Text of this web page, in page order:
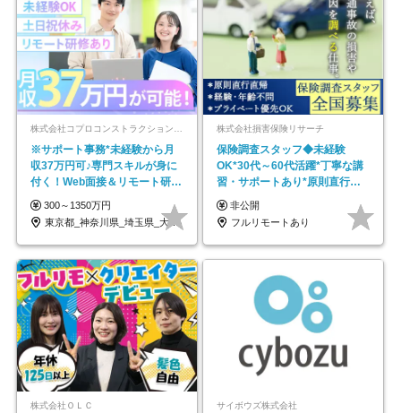
※サポート事務*未経験から月
収37万円可♪専門スキルが身に
付く！Web面接＆リモート研修
も充実♪/a
300～1350万円
東京都_神奈川県_埼玉県_大阪府_愛知県…
株式会社損害保険リサーチ
保険調査スタッフ◆未経験
OK*30代～60代活躍*丁寧な講
習・サポートあり*原則直行直
帰／全国募集・業務委託
非公開
フルリモートあり
株式会社ＯＬＣ サイボウズ株式会社